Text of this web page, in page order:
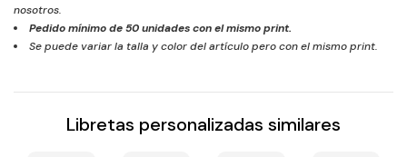
nosotros.
Pedido mínimo de50unidades con el mismo print.
Se puede variar la talla y color del artículo pero con el mismo print.
Libretas personalizadas similares